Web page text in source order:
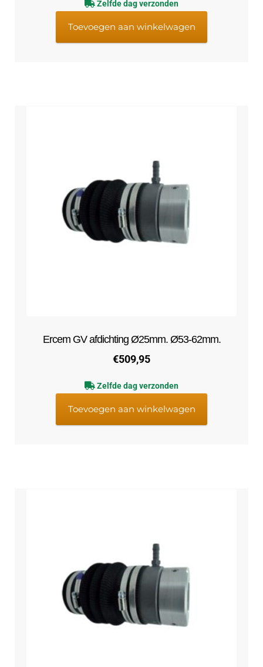
Zelfde dag verzonden
Toevoegen aan winkelwagen
Ercem GV afdichting Ø25mm. Ø53-62mm.
€509,95
Zelfde dag verzonden
Toevoegen aan winkelwagen